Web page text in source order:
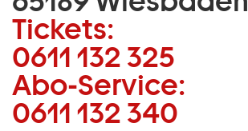
Tickets:
0611 132 325
Abo-Service:
0611 132 340